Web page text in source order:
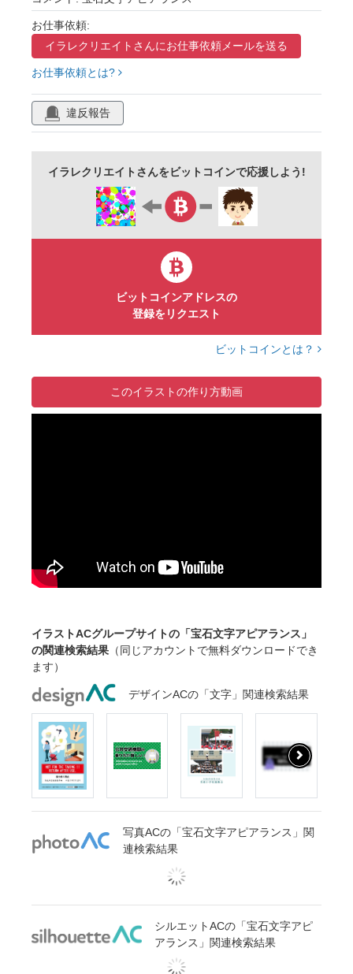
お仕事依頼:
イラレクリエイトさんにお仕事依頼メールを送る
お仕事依頼とは?
違反報告
イラレクリエイトさんをビットコインで応援しよう!
ビットコインアドレスの
登録をリクエスト
ビットコインとは？
このイラストの作り方動画
イラストACグループサイトの「宝石文字アピアランス」
の関連検索結果 （同じアカウントで無料ダウンロードでき
ます）
デザインACの「文字」関連検索結果
写真ACの「宝石文字アピアランス」関
連検索結果
シルエットACの「宝石文字アピ
アランス」関連検索結果